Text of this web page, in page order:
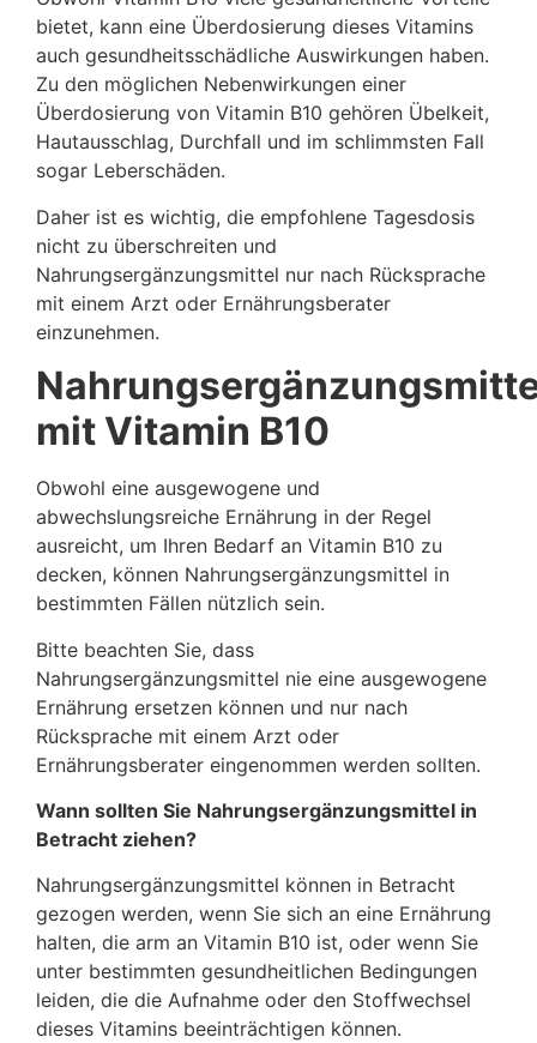
bietet, kann eine Überdosierung dieses Vitamins
auch gesundheitsschädliche Auswirkungen haben.
Zu den möglichen Nebenwirkungen einer
Überdosierung von Vitamin B10 gehören Übelkeit,
Hautausschlag, Durchfall und im schlimmsten Fall
sogar Leberschäden.
Daher ist es wichtig, die empfohlene Tagesdosis
nicht zu überschreiten und
Nahrungsergänzungsmittel nur nach Rücksprache
mit einem Arzt oder Ernährungsberater
einzunehmen.
mit Vitamin B10
Obwohl eine ausgewogene und
abwechslungsreiche Ernährung in der Regel
ausreicht, um Ihren Bedarf an Vitamin B10 zu
decken, können Nahrungsergänzungsmittel in
bestimmten Fällen nützlich sein.
Bitte beachten Sie, dass
Nahrungsergänzungsmittel nie eine ausgewogene
Ernährung ersetzen können und nur nach
Rücksprache mit einem Arzt oder
Ernährungsberater eingenommen werden sollten.
Wann sollten Sie Nahrungsergänzungsmittel in
Betracht ziehen?
Nahrungsergänzungsmittel können in Betracht
gezogen werden, wenn Sie sich an eine Ernährung
halten, die arm an Vitamin B10 ist, oder wenn Sie
unter bestimmten gesundheitlichen Bedingungen
leiden, die die Aufnahme oder den Stoffwechsel
dieses Vitamins beeinträchtigen können.